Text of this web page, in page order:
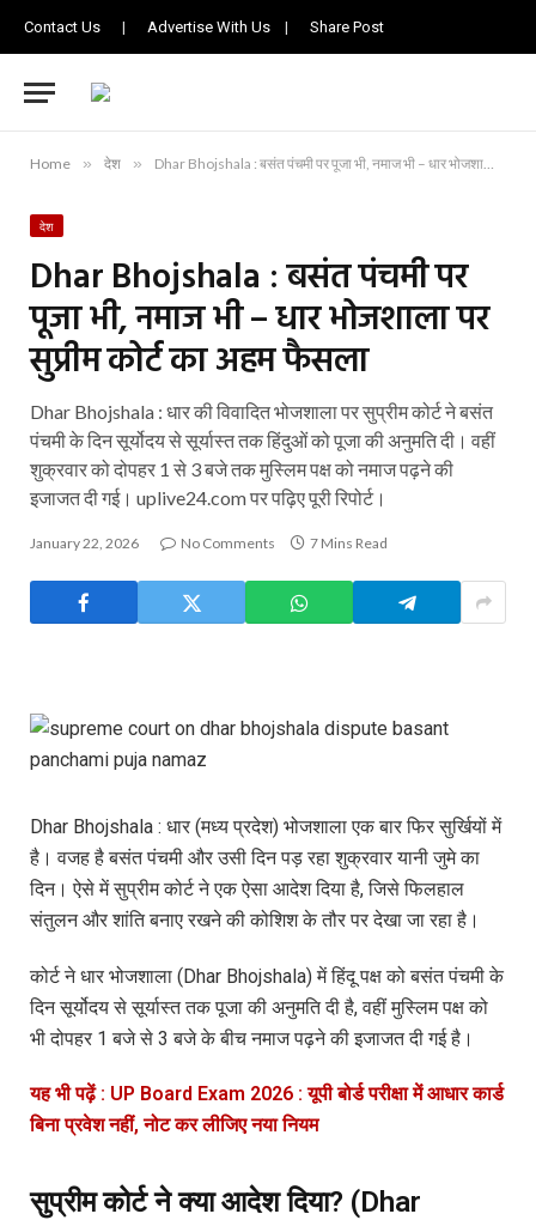
Contact Us | Advertise With Us | Share Post
Home » देश » Dhar Bhojshala : बसंत पंचमी पर पूजा भी, नमाज भी – धार भोजशाला पर सुप्रीम कोर्ट का अहम फैसला
देश
Dhar Bhojshala : बसंत पंचमी पर
पूजा भी, नमाज भी – धार भोजशाला पर
सुप्रीम कोर्ट का अहम फैसला
Dhar Bhojshala : धार की विवादित भोजशाला पर सुप्रीम कोर्ट ने बसंत
पंचमी के दिन सूर्योदय से सूर्यास्त तक हिंदुओं को पूजा की अनुमति दी। वहीं
शुक्रवार को दोपहर 1 से 3 बजे तक मुस्लिम पक्ष को नमाज पढ़ने की
इजाजत दी गई। uplive24.com पर पढ़िए पूरी रिपोर्ट।
January 22, 2026 No Comments 7 Mins Read
Dhar Bhojshala : धार (मध्य प्रदेश) भोजशाला एक बार फिर सुर्खियों में
है। वजह है बसंत पंचमी और उसी दिन पड़ रहा शुक्रवार यानी जुमे का
दिन। ऐसे में सुप्रीम कोर्ट ने एक ऐसा आदेश दिया है, जिसे फिलहाल
संतुलन और शांति बनाए रखने की कोशिश के तौर पर देखा जा रहा है।
कोर्ट ने धार भोजशाला (Dhar Bhojshala) में हिंदू पक्ष को बसंत पंचमी के
दिन सूर्योदय से सूर्यास्त तक पूजा की अनुमति दी है, वहीं मुस्लिम पक्ष को
भी दोपहर 1 बजे से 3 बजे के बीच नमाज पढ़ने की इजाजत दी गई है।
यह भी पढ़ें : UP Board Exam 2026 : यूपी बोर्ड परीक्षा में आधार कार्ड
बिना प्रवेश नहीं, नोट कर लीजिए नया नियम
सुप्रीम कोर्ट ने क्या आदेश दिया? (Dhar